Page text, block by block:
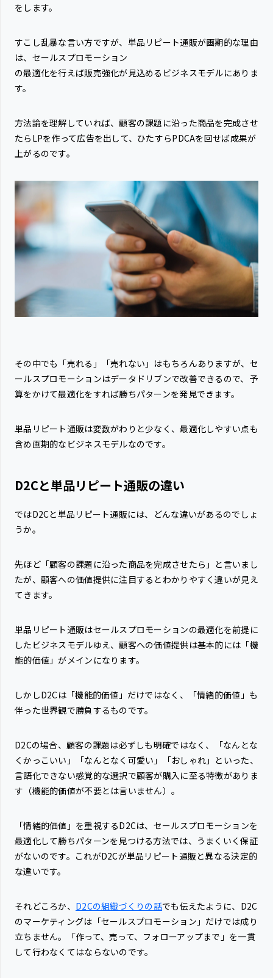
をします。
すこし乱暴な言い方ですが、単品リピート通販が画期的な理由
は、セールスプロモーション
の最適化を行えば販売強化が見込めるビジネスモデルにありま
す。
方法論を理解していれば、顧客の課題に沿った商品を完成させ
たらLPを作って広告を出して、ひたすらPDCAを回せば成果が
上がるのです。
その中でも「売れる」「売れない」はもちろんありますが、セ
ールスプロモーションはデータドリブンで改善できるので、予
算をかけて最適化をすれば勝ちパターンを発見できます。
単品リピート通販は変数がわりと少なく、最適化しやすい点も
含め画期的なビジネスモデルなのです。
D2Cと単品リピート通販の違い
ではD2Cと単品リピート通販には、どんな違いがあるのでしょ
うか。
先ほど「顧客の課題に沿った商品を完成させたら」と言いまし
たが、顧客への価値提供に注目するとわかりやすく違いが見え
てきます。
単品リピート通販はセールスプロモーションの最適化を前提に
したビジネスモデルゆえ、顧客への価値提供は基本的には「機
能的価値」がメインになります。
しかしD2Cは「機能的価値」だけではなく、「情緒的価値」も
伴った世界観で勝負するものです。
D2Cの場合、顧客の課題は必ずしも明確ではなく、「なんとな
くかっこいい」「なんとなく可愛い」「おしゃれ」といった、
言語化できない感覚的な選択で顧客が購入に至る特徴がありま
す（機能的価値が不要とは言いません）。
「情緒的価値」を重視するD2Cは、セールスプロモーションを
最適化して勝ちパターンを見つける方法では、うまくいく保証
がないのです。これがD2Cが単品リピート通販と異なる決定的
な違いです。
それどころか、 D2Cの組織づくりの話でも伝えたように、D2C
のマーケティングは「セールスプロモーション」だけでは成り
立ちません。「作って、売って、フォローアップまで」を一貫
して行わなくてはならないのです。